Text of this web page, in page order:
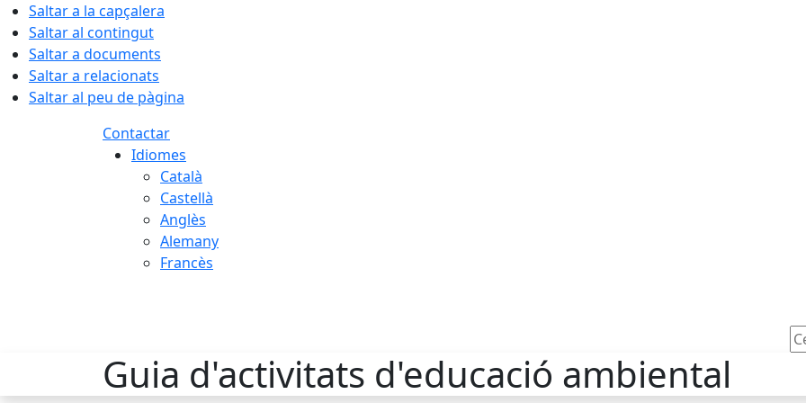
Saltar a la capçalera
Saltar al contingut
Saltar a documents
Saltar a relacionats
Saltar al peu de pàgina
Contactar
Idiomes
Català
Castellà
Anglès
Alemany
Francès
Guia d'activitats d'educació ambiental